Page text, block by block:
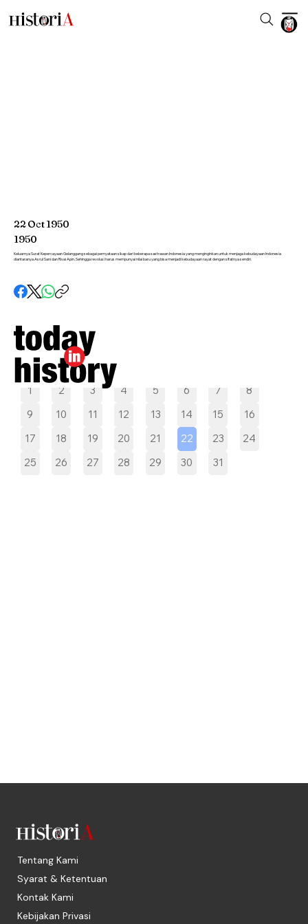
Pilih tanggal
1 2 3 4 5 6 7
8
9
10 11 12 13 14 15
16
17
18 19 20 21 22 23
24
25
26 27 28 29 30 31
22Oct1950
1950
Keluarnya Surat Kepercayaan Gelanggang sebagai pernyataan sikap dari beberapa sastrawan Indonesia yang menginginkan untuk menjaga kebudayaan Indonesia
diantaranya Asrul Sani dan Rivai Apin. Sehingga revolusi harus mempunyai nilai baru yang bisa menjadi kebudayaan rayat dengan sifatnya sendiri.
Tentang Kami
Syarat & Ketentuan
Kontak Kami
Kebijakan Privasi